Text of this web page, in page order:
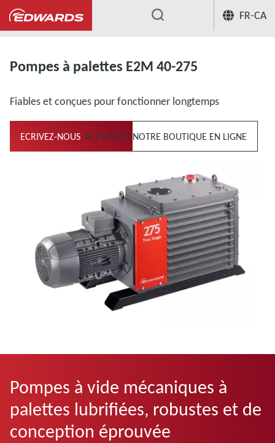
FR-CA
... Pompes à palettes lubrifiées bi-étagées
Pompes à palettes E2M 40-275
Fiables et conçues pour fonctionner longtemps
ECRIVEZ-NOUS ACCEDEZ A NOTRE BOUTIQUE EN LIGNE
Pompes à vide mécaniques à
palettes lubrifiées, robustes et de
conception éprouvée